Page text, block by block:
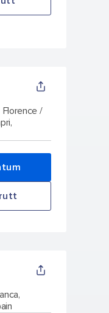
Florence /